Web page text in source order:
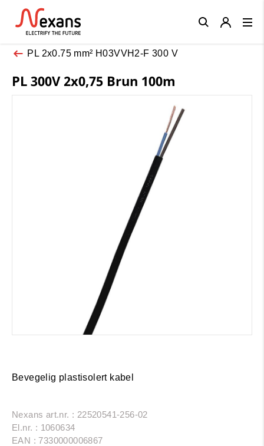
PL 2x0.75 mm² H03VVH2-F 300 V
PL 300V 2x0,75 Brun 100m
Bevegelig plastisolert kabel
Nexans art.nr. : 22520541-256-02
El.nr. : 1060634
EAN : 7330000006867
Close